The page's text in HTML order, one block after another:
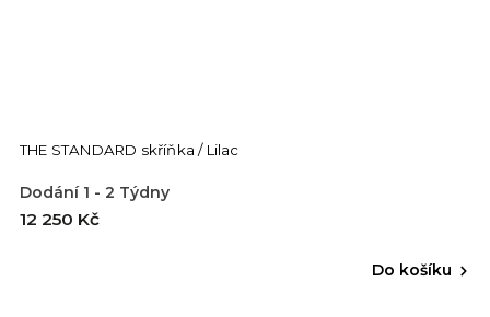
THE STANDARD skříňka / Lilac
Dodání 1 - 2 Týdny
12 250 Kč
Do košíku